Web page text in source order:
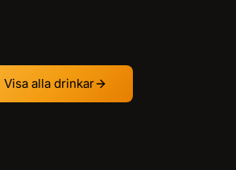
Visa alla drinkar